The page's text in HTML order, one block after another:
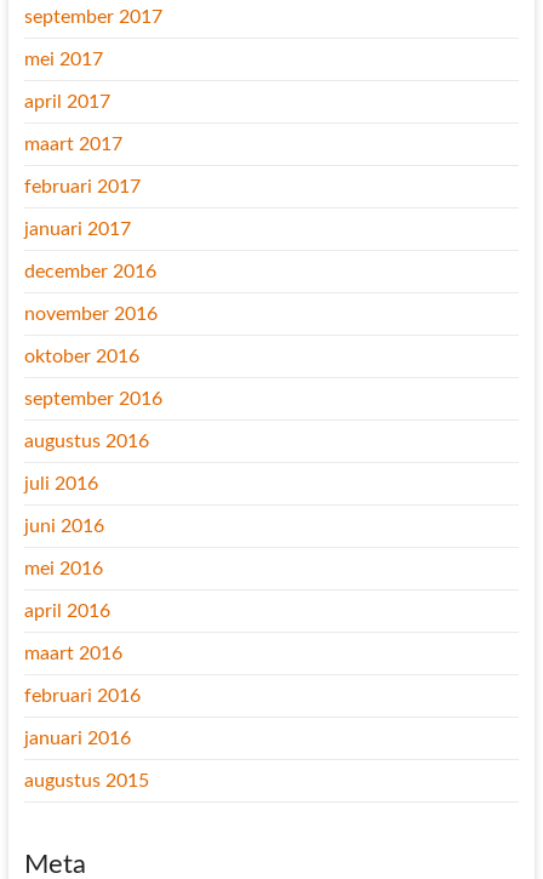
september 2017
mei 2017
april 2017
maart 2017
februari 2017
januari 2017
december 2016
november 2016
oktober 2016
september 2016
augustus 2016
juli 2016
juni 2016
mei 2016
april 2016
maart 2016
februari 2016
januari 2016
augustus 2015
Meta